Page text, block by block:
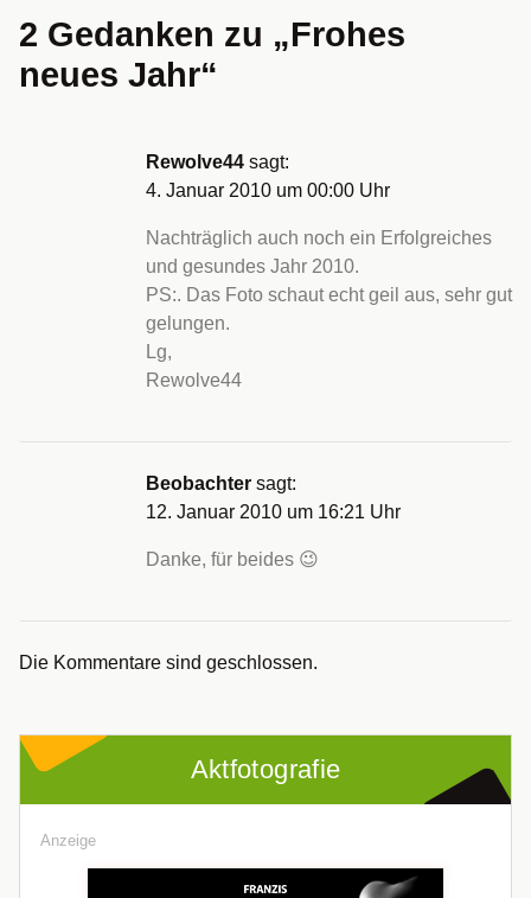
2 Gedanken zu „Frohes
neues Jahr“
Rewolve44 sagt:
4. Januar 2010 um 00:00 Uhr
Nachträglich auch noch ein Erfolgreiches
und gesundes Jahr 2010.
PS:. Das Foto schaut echt geil aus, sehr gut
gelungen.
Lg,
Rewolve44
Beobachter sagt:
12. Januar 2010 um 16:21 Uhr
Danke, für beides 😉
Die Kommentare sind geschlossen.
Aktfotografie
Anzeige